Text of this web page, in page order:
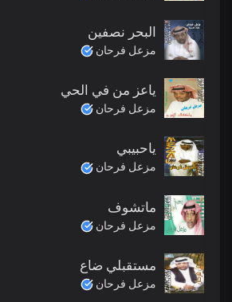
البحر نصفين
مزعل فرحان
ياعز من في الحي
مزعل فرحان
ياحبيبي
مزعل فرحان
ماتشوف
مزعل فرحان
مستقبلي ضاع
مزعل فرحان